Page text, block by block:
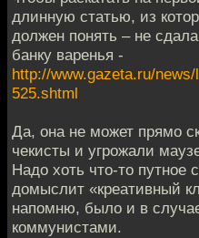
длинную статью, из
должен понять – не
банку варенья -
http://www.gazeta.ru/
525.shtml
Да, она не может прямо
чекисты и угрожали
Надо хоть что-то путное
домыслит «креативный
напомню, было и в
коммунистами.